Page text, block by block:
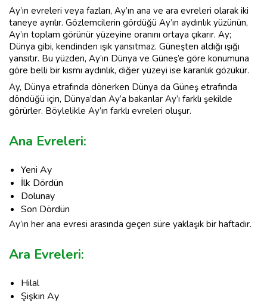
Ay’ın evreleri veya fazları, Ay’ın ana ve ara evreleri olarak iki
taneye ayrılır. Gözlemcilerin gördüğü Ay’ın aydınlık yüzünün,
Ay’ın toplam görünür yüzeyine oranını ortaya çıkarır. Ay;
Dünya gibi, kendinden ışık yansıtmaz. Güneşten aldığı ışığı
yansıtır. Bu yüzden, Ay’ın Dünya ve Güneş’e göre konumuna
göre belli bir kısmı aydınlık, diğer yüzeyi ise karanlık gözükür.
Ay, Dünya etrafında dönerken Dünya da Güneş etrafında
döndüğü için, Dünya’dan Ay’a bakanlar Ay’ı farklı şekilde
görürler. Böylelikle Ay’ın farklı evreleri oluşur.
Ana Evreleri:
Yeni Ay
İlk Dördün
Dolunay
Son Dördün
Ay’ın her ana evresi arasında geçen süre yaklaşık bir haftadır.
Ara Evreleri:
Hilal
Şişkin Ay